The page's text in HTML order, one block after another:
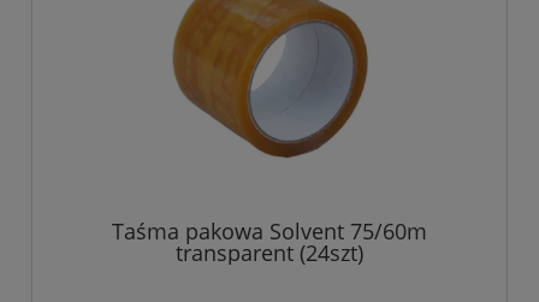
Taśma pakowa Solvent 75/60m
transparent (24szt)